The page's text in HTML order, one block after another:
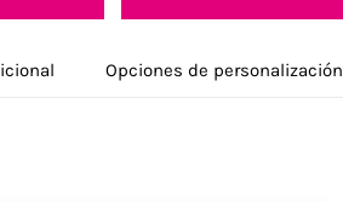
Opciones de personalización